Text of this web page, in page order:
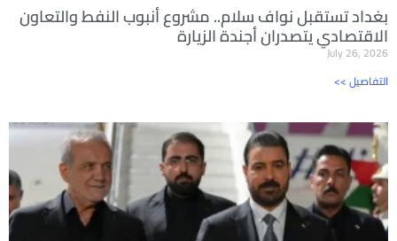
بغداد تستقبل نواف سلام.. مشروع أنبوب النفط والتعاون
الاقتصادي يتصدران أجندة الزيارة
July 26, 2026
<< التفاصيل